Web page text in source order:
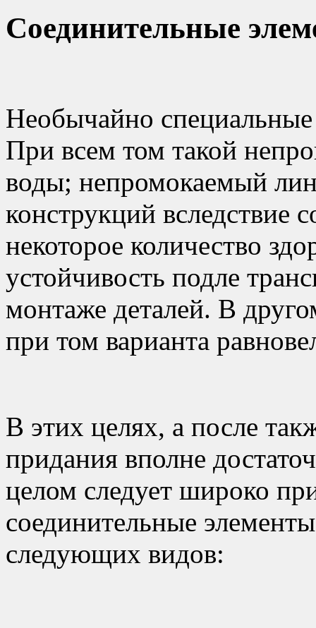
Соединительные
Необычайно
При всем том такой
воды; непромокаемый
конструкций вследствие
некоторое количество
устойчивость подле
монтаже деталей. В
при том варианта
В этих целях, а после
придания вполне
целом следует широко
соединительные
следующих видов: